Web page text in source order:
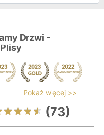
Drzwi -
Pokaż więcej >>
(73)